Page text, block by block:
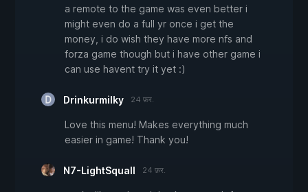
a remote to the game was even better i
might even do a full yr once i get the
money, i do wish they have more nfs and
forza game though but i have other game i
can use havent try it yet :)
Drinkurmilky 24 फ़र.
Love this menu! Makes everything much
easier in game! Thank you!
N7-LightSquall 24 फ़र.